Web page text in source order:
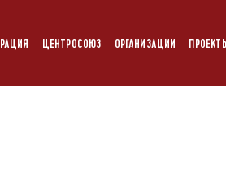
ЦЕНТРОСОЮЗ ОРГАНИЗАЦИИ